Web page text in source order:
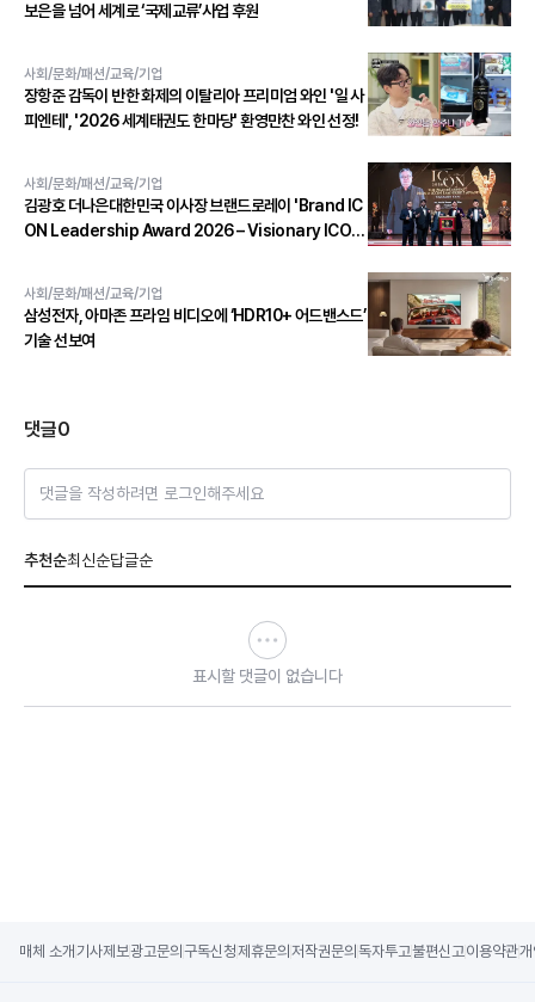
보은을 넘어 세계로 ‘국제교류’사업 후원
사회/문화/패션/교육/기업
장항준 감독이 반한 화제의 이탈리아 프리미엄 와인 '일 사
피엔테', '2026 세계태권도 한마당' 환영만찬 와인 선정!
사회/문화/패션/교육/기업
김광호 더나은대한민국 이사장 브랜드로레이 'Brand IC
ON Leadership Award 2026 – Visionary ICON'
사회/문화/패션/교육/기업
삼성전자, 아마존 프라임 비디오에 ‘HDR10+ 어드밴스드’
기술 선보여
댓글0
댓글을 작성하려면 로그인해주세요
추천순최신순답글순
표시할 댓글이 없습니다
매체 소개 기사제보광고문의 구독신청제휴문의 저작권문의 독자투고불편신고이용약관